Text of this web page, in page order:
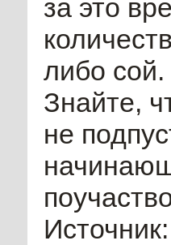
за это
либо сой.
Знайте,
не